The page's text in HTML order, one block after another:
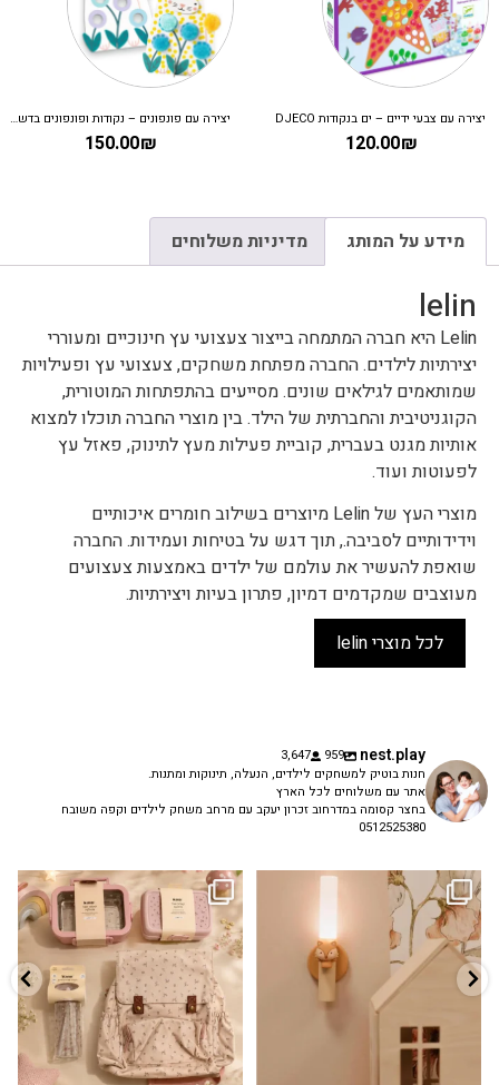
יצירה עם צבעי ידיים – ים בנקודות DJECO
120.00₪
יצירה עם פונפונים – נקודות ופונפונים בדשא DJECO
150.00₪
מידע על המותג מדיניות משלוחים
lelin
Lelin היא חברה המתמחה בייצור צעצועי עץ חינוכיים ומעוררי
יצירתיות לילדים. החברה מפתחת משחקים, צעצועי עץ ופעילויות
שמותאמים לגילאים שונים. מסייעים בהתפתחות המוטורית,
הקוגניטיבית והחברתית של הילד. בין מוצרי החברה תוכלו למצוא
אותיות מגנט בעברית, קוביית פעילות מעץ לתינוק, פאזל עץ
לפעוטות ועוד.
מוצרי העץ של Lelin מיוצרים בשילוב חומרים איכותיים
וידידותיים לסביבה., תוך דגש על בטיחות ועמידות. החברה
שואפת להעשיר את עולמם של ילדים באמצעות צעצועים
מעוצבים שמקדמים דמיון, פתרון בעיות ויצירתיות.
לכל מוצרי lelin
nest.play
959
3,647
חנות בוטיק למשחקים לילדים, הנעלה, תינוקות ומתנות.
אתר עם משלוחים לכל הארץ
בחצר קסומה במדרחוב זכרון יעקב עם מרחב משחק לילדים וקפה משובח
0512525380
✨ חוזרים למסגרת בסטייל! ✨
הקולקציה החדשה...
9 4
גם פריט עיצובי לחדר, גם מנורת לילה
...
3 0